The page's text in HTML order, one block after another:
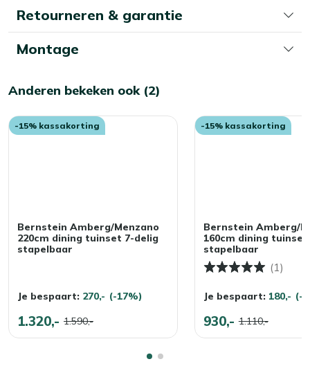
Retourneren & garantie
Montage
Anderen bekeken ook (2)
-15% kassakorting
Bernstein Amberg/Menzano
220cm dining tuinset 7-delig
stapelbaar
Je bespaart: 270,- (-17%)
1.320,- 1.590,-
-15% kassakorting
Bernstein Amberg/
160cm dining
stapelbaar
(1)
Je bespaart: 180,- (-
930,- 1.110,-